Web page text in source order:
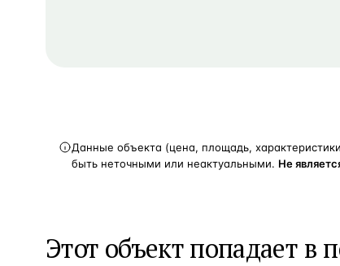
Данные объекта (цена, площадь,
быть неточными или неактуальными. Не
Этот объект попадает в